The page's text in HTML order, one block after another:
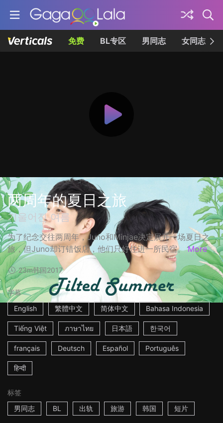
免费 BL专区 男同志 女同志
两周年的夏日之旅
기울어진 여름
为了纪念交往两周年，Juno和Minjae决定展开一场夏日之
旅，但Juno却订错饭店，他们只好住进一所民宿。 More
23m韩国2017
字幕
English
繁體中文 简体中文 Bahasa Indonesia
Tiếng Việt ภาษาไทย 日本語 한국어
français Deutsch Español Português
हिन्दी
标签
男同志
BL 出轨 旅游 韩国 短片